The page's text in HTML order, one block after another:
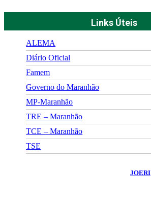
Links Úteis
ALEMA
Diário Oficial
Famem
Governo do Maranhão
MP-Maranhão
TRE – Maranhão
TCE – Maranhão
TSE
JOERI